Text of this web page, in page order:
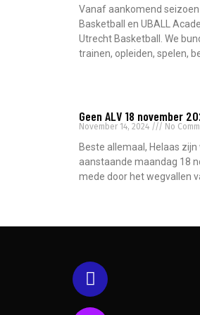
Vanaf aankomend
Basketball en UBALL
Utrecht Basketball. We
trainen, opleiden, spelen,
Geen ALV 18 november
November 14, 2024 No
Beste allemaal, Helaas
aanstaande maandag 18
mede door het wegvallen